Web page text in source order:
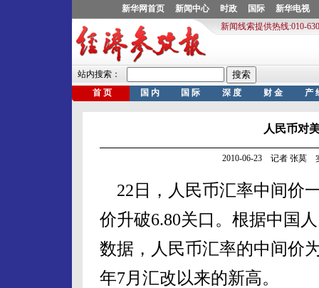
人民币对
2010-06-23 记者 张莫
22日，人民币汇率中间价
价升破6.80关口。根据中国
数据，人民币汇率的中间价
年7月汇改以来的新高。